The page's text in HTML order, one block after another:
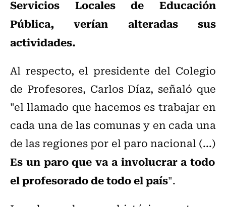
Servicios Locales de Educación
Pública, verían alteradas sus
actividades.
Al respecto, el presidente del Colegio
de Profesores, Carlos Díaz, señaló que
"el llamado que hacemos es trabajar en
cada una de las comunas y en cada una
de las regiones por el paro nacional (...)
Es un paro que va a involucrar a todo
el profesorado de todo el país".